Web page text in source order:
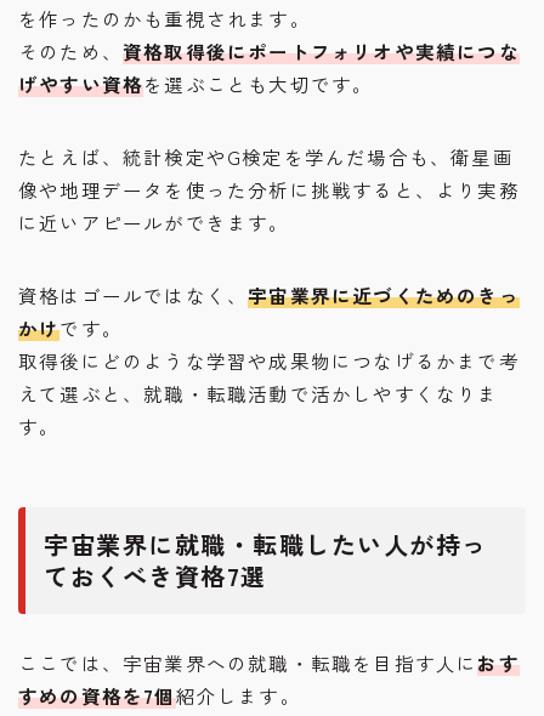
を作ったのかも重視されます。
そのため、 資格取得後にポートフォリオや実績につな
げやすい資格を選ぶことも大切です。
たとえば、統計検定やG検定を学んだ場合も、衛星画
像や地理データを使った分析に挑戦すると、より実務
に近いアピールができます。
資格はゴールではなく、宇宙業界に近づくためのきっ
かけです。
取得後にどのような学習や成果物につなげるかまで考
えて選ぶと、就職・転職活動で活かしやすくなりま
す。
宇宙業界に就職・転職したい人が持っ
ておくべき資格7選
ここでは、宇宙業界への就職・転職を目指す人におす
すめの資格を7個紹介します。